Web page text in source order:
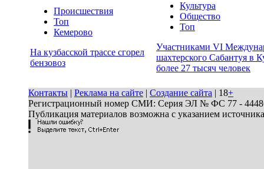
Происшествия
Топ
Кемерово
На кузбасской трассе сгорел
бензовоз
Культура
Общество
Топ
Участниками VI
шахтерского Сабантуя в
более 27 тысяч человек
Контакты | Реклама на сайте | Создание сайта | 18+
Регистрационный номер СМИ: Серия ЭЛ № ФС 77 - 44486
Публикация материалов возможна с указанием